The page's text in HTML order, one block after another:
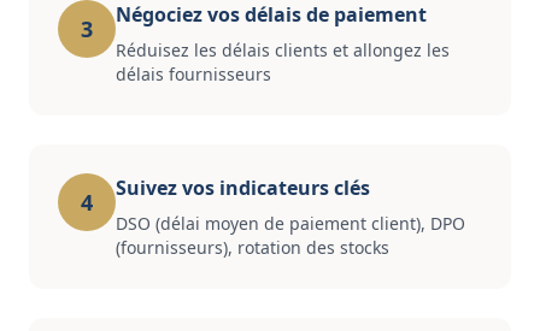
3 Négociez vos délais de paiement
Réduisez les délais clients et allongez les
délais fournisseurs
4 Suivez vos indicateurs clés
DSO (délai moyen de paiement client), DPO
(fournisseurs), rotation des stocks